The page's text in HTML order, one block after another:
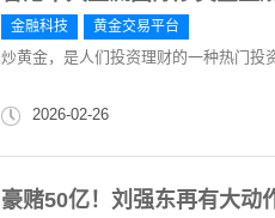
金融科技 黄金交易平台
炒黄金，是人们投资理财的一种热门投
2026-02-26
豪赌50亿！刘强东再有大动